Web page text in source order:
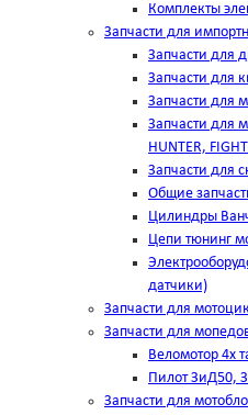
Комплекты
Запчасти для
Запчасти для
Запчасти для
Запчасти для
Запчасти для
HUNTER,
Запчасти для
Общие
Цилиндры
Цепи тюнинг
датчики)
Запчасти для
Запчасти для
Веломотор 4х
Пилот ЗиД50,
Запчасти для